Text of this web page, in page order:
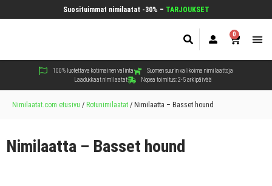
Suosituimmat nimilaatat -30% – TARJOUKSET
0
100% luotettava kotimainen valinta
Suomen suurin valikoima nimilaattoja
Laadukkaat nimilaatat
Nopea toimitus: 2-5 arkipäivää
Nimilaatat.com etusivu / Rotunimilaatat / Nimilaatta – Basset hound
Nimilaatta – Basset hound